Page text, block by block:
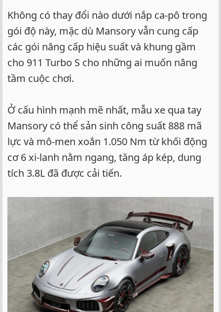
Không có thay đổi nào dưới nắp ca-pô trong
gói độ này, mặc dù Mansory vẫn cung cấp
các gói nâng cấp hiệu suất và khung gầm
cho 911 Turbo S cho những ai muốn nâng
tầm cuộc chơi.
Ở cấu hình mạnh mẽ nhất, mẫu xe qua tay
Mansory có thể sản sinh công suất 888 mã
lực và mô-men xoắn 1.050 Nm từ khối động
cơ 6 xi-lanh nằm ngang, tăng áp kép, dung
tích 3.8L đã được cải tiến.